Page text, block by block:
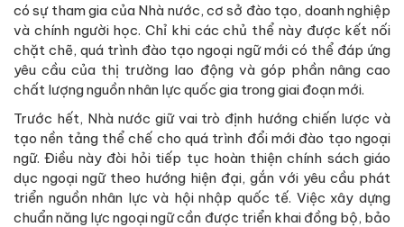
có sự tham gia của Nhà nước, cơ sở đào tạo, doanh nghiệp
và chính người học. Chỉ khi các chủ thể này được kết nối
chặt chẽ, quá trình đào tạo ngoại ngữ mới có thể đáp ứng
yêu cầu của thị trường lao động và góp phần nâng cao
chất lượng nguồn nhân lực quốc gia trong giai đoạn mới.
Trước hết, Nhà nước giữ vai trò định hướng chiến lược và
tạo nền tảng thể chế cho quá trình đổi mới đào tạo ngoại
ngữ. Điều này đòi hỏi tiếp tục hoàn thiện chính sách giáo
dục ngoại ngữ theo hướng hiện đại, gắn với yêu cầu phát
triển nguồn nhân lực và hội nhập quốc tế. Việc xây dựng
chuẩn năng lực ngoại ngữ cần được triển khai đồng bộ, bảo